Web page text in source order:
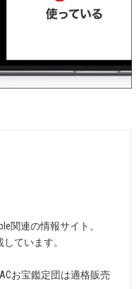
関連の情報サイト。
ています。
お宝鑑定団は適格販売